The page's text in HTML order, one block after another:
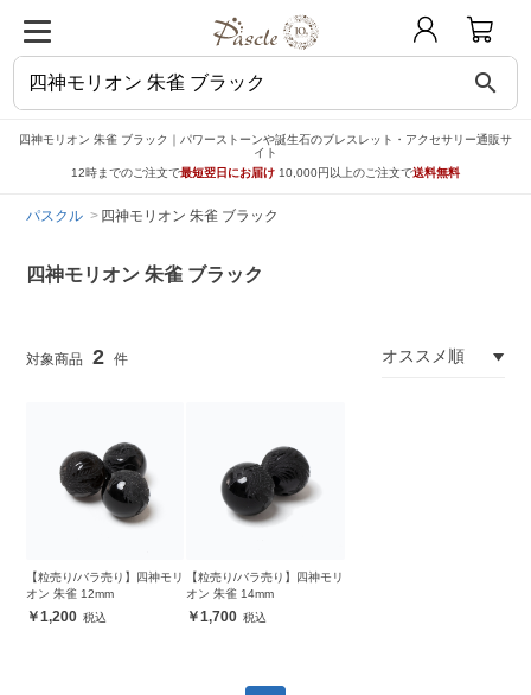
search
四神モリオン 朱雀 ブラック｜パワーストーンや誕生石のブレスレット・アクセサリー通販サ
イト
12時までのご注文で最短翌日にお届け 10,000円以上のご注文で送料無料
パスクル 四神モリオン 朱雀 ブラック
四神モリオン 朱雀 ブラック
2
【粒売り/バラ売り】四神モリ
オン 朱雀 12mm
1,200
【粒売り/バラ売り】四神モリ
オン 朱雀 14mm
1,700